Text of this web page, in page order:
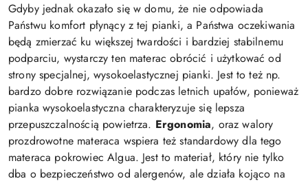
Gdyby jednak okazało się w domu, że nie odpowiada
Państwu komfort płynący z tej pianki, a Państwa oczekiwania
będą zmierzać ku większej twardości i bardziej stabilnemu
podparciu, wystarczy ten materac obrócić i użytkować od
strony specjalnej, wysokoelastycznej pianki. Jest to też np.
bardzo dobre rozwiązanie podczas letnich upałów, ponieważ
pianka wysokoelastyczna charakteryzuje się lepsza
przepuszczalnością powietrza. Ergonomia, oraz walory
prozdrowotne materaca wspiera też standardowy dla tego
materaca pokrowiec Algua. Jest to materiał, który nie tylko
dba o bezpieczeństwo od alergenów, ale działa kojąco na